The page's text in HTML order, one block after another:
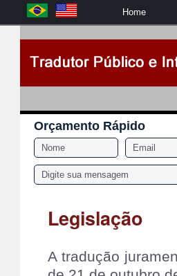
Home
Orçamento Rápido
Legislação
A tradução